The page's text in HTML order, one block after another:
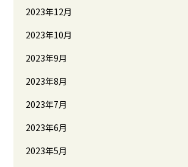
2023年12月
2023年10月
2023年9月
2023年8月
2023年7月
2023年6月
2023年5月